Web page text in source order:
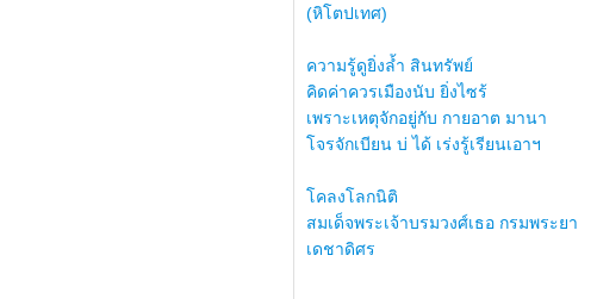
(หิโตปเทศ)
ความรู้ดูยิ่งล้ำ สินทรัพย์
คิดค่าควรเมืองนับ ยิ่งไซร้
เพราะเหตุจักอยู่กับ กายอาต มานา
โจรจักเบียน บ่ ได้ เร่งรู้เรียนเอาฯ
โคลงโลกนิติ
สมเด็จพระเจ้าบรมวงศ์เธอ กรมพระยา
เดชาดิศร